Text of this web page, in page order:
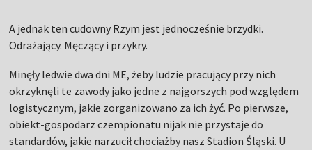
A jednak ten cudowny Rzym jest jednocześnie brzydki.
Odrażający. Męczący i przykry.
Minęły ledwie dwa dni ME, żeby ludzie pracujący przy nich
okrzyknęli te zawody jako jedne z najgorszych pod względem
logistycznym, jakie zorganizowano za ich żyć. Po pierwsze,
obiekt-gospodarz czempionatu nijak nie przystaje do
standardów, jakie narzucił chociażby nasz Stadion Śląski. U